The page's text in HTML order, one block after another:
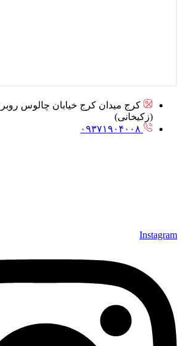
کرج میدان کرج خیابان چالوس
(زکیخانی)
۰۹۳۷۱۹۰۴۰۰۸
Instagram